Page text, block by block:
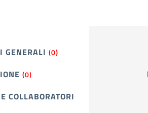
GENERALI (0)
(0)
COLLABORATORI